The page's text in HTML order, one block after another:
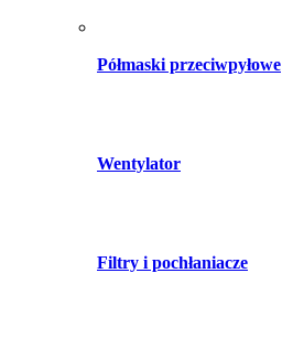
Półmaski przeciwpyłowe
Wentylator
Filtry i pochłaniacze